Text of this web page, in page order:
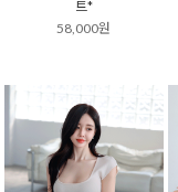
트*
58,000원